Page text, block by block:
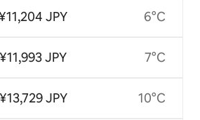
JPY
¥11,993 JPY
¥13,729 JPY
6°C
7°C
10°C